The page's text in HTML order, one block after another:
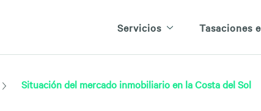
Servicios Tasaciones
Situación del mercado inmobiliario en la Costa del Sol